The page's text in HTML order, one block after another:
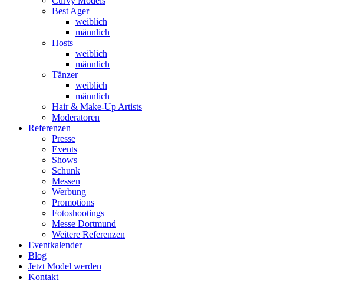
Best Ager
weiblich
männlich
Hosts
weiblich
männlich
Tänzer
weiblich
männlich
Hair & Make-Up Artists
Moderatoren
Referenzen
Presse
Events
Shows
Schunk
Messen
Werbung
Promotions
Fotoshootings
Messe Dortmund
Weitere Referenzen
Eventkalender
Blog
Jetzt Model werden
Kontakt